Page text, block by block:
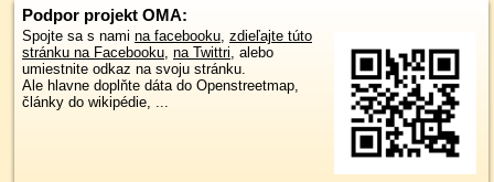
Podpor projekt OMA:
Spojte sa s nami na facebooku, zdieľajte túto
stránku na Facebooku, na Twittri, alebo
umiestnite odkaz na svoju stránku.
Ale hlavne doplňte dáta do Openstreetmap,
články do wikipédie, ...